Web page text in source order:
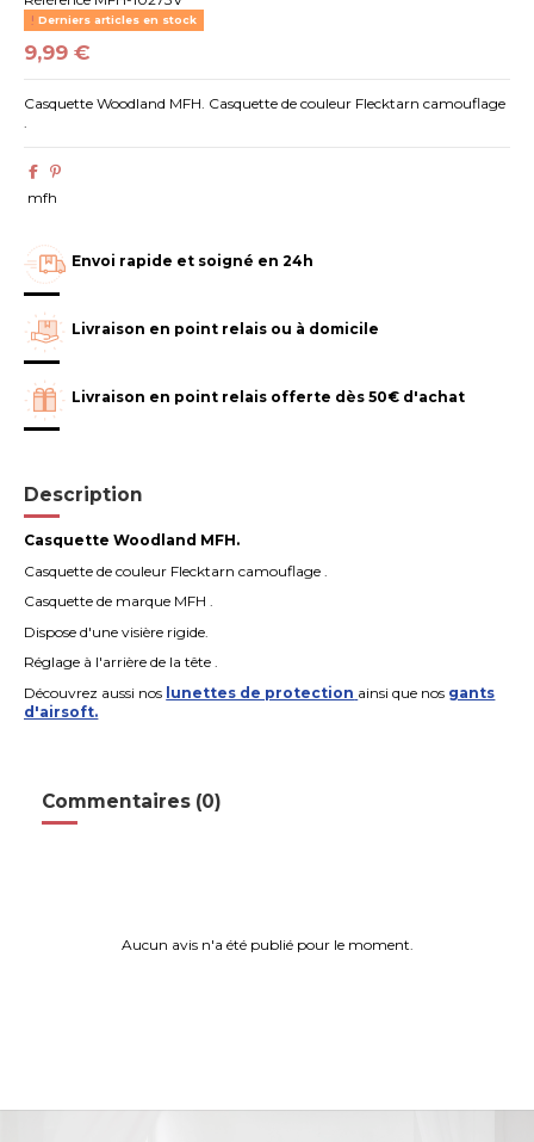
Derniers articles en stock
9,99 €
Casquette Woodland MFH. Casquette de couleur Flecktarn camouflage
.
mfh
Envoi rapide et soigné en 24h
Livraison en point relais ou à domicile
Livraison en point relais offerte dès 50€ d'achat
Description
Casquette Woodland MFH.
Casquette de couleur Flecktarn camouflage .
Casquette de marque MFH .
Dispose d'une visière rigide.
Réglage à l'arrière de la tête .
Découvrez aussi nos lunettes de protection ainsi que nos gants
d'airsoft.
Commentaires (0)
Aucun avis n'a été publié pour le moment.